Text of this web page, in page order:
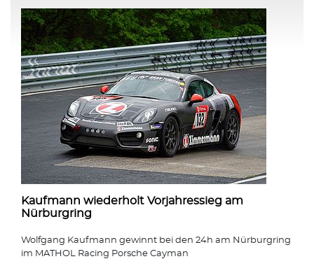
Kaufmann wiederholt Vorjahressieg am
Nürburgring
Wolfgang Kaufmann gewinnt bei den 24h am Nürburgring
im MATHOL Racing Porsche Cayman